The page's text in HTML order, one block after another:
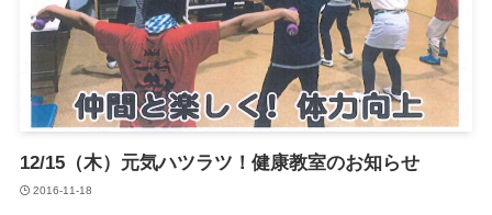
12/15（木）元気ハツラツ！健康教室のお知らせ
2016-11-18